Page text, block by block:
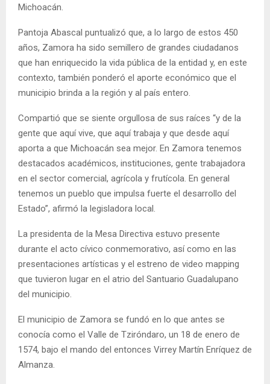
Michoacán.
Pantoja Abascal puntualizó que, a lo largo de estos 450
años, Zamora ha sido semillero de grandes ciudadanos
que han enriquecido la vida pública de la entidad y, en este
contexto, también ponderó el aporte económico que el
municipio brinda a la región y al país entero.
Compartió que se siente orgullosa de sus raíces “y de la
gente que aquí vive, que aquí trabaja y que desde aquí
aporta a que Michoacán sea mejor. En Zamora tenemos
destacados académicos, instituciones, gente trabajadora
en el sector comercial, agrícola y frutícola. En general
tenemos un pueblo que impulsa fuerte el desarrollo del
Estado”, afirmó la legisladora local.
La presidenta de la Mesa Directiva estuvo presente
durante el acto cívico conmemorativo, así como en las
presentaciones artísticas y el estreno de video mapping
que tuvieron lugar en el atrio del Santuario Guadalupano
del municipio.
El municipio de Zamora se fundó en lo que antes se
conocía como el Valle de Tziróndaro, un 18 de enero de
1574, bajo el mando del entonces Virrey Martín Enríquez de
Almanza.